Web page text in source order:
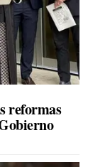
reformas